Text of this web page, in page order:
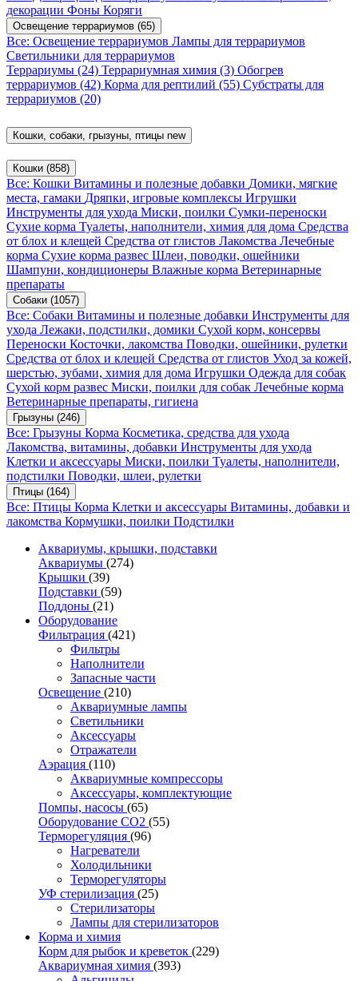
декорации Фоны Коряги
Освещение террариумов (65)
Все: Освещение террариумов Лампы для террариумов
Светильники для террариумов
Террариумы (24) Террариумная химия (3) Обогрев
террариумов (42) Корма для рептилий (55) Субстраты для
террариумов (20)
Кошки, собаки, грызуны, птицы new
Кошки (858)
Все: Кошки Витамины и полезные добавки Домики, мягкие
места, гамаки Дряпки, игровые комплексы Игрушки
Инструменты для ухода Миски, поилки Сумки-переноски
Сухие корма Туалеты, наполнители, химия для дома Средства
от блох и клещей Средства от глистов Лакомства Лечебные
корма Сухие корма развес Шлеи, поводки, ошейники
Шампуни, кондиционеры Влажные корма Ветеринарные
препараты
Собаки (1057)
Все: Собаки Витамины и полезные добавки Инструменты для
ухода Лежаки, подстилки, домики Сухой корм, консервы
Переноски Косточки, лакомства Поводки, ошейники, рулетки
Средства от блох и клещей Средства от глистов Уход за кожей,
шерстью, зубами, химия для дома Игрушки Одежда для собак
Сухой корм развес Миски, поилки для собак Лечебные корма
Ветеринарные препараты, гигиена
Грызуны (246)
Все: Грызуны Корма Косметика, средства для ухода
Лакомства, витамины, добавки Инструменты для ухода
Клетки и аксессуары Миски, поилки Туалеты, наполнители,
подстилки Поводки, шлеи, рулетки
Птицы (164)
Все: Птицы Корма Клетки и аксессуары Витамины, добавки и
лакомства Кормушки, поилки Подстилки
Аквариумы, крышки, подставки
Аквариумы (274)
Крышки (39)
Подставки (59)
Поддоны (21)
Оборудование
Фильтрация (421)
Фильтры
Наполнители
Запасные части
Освещение (210)
Аквариумные лампы
Светильники
Аксессуары
Отражатели
Аэрация (110)
Аквариумные компрессоры
Аксессуары, комплектующие
Помпы, насосы (65)
Оборудование CO2 (55)
Терморегуляция (96)
Нагреватели
Холодильники
Терморегуляторы
УФ стерилизация (25)
Стерилизаторы
Лампы для стерилизаторов
Корма и химия
Корм для рыбок и креветок (229)
Аквариумная химия (393)